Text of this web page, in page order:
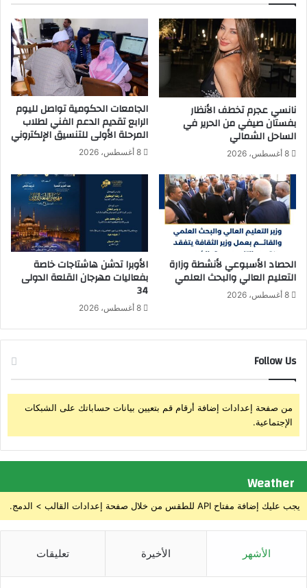
ي
ل
ل
ت
و
ظ
ي
ف
ل
ع
و
ن
ل
ل
ك
ش
ف
ا
م
ب
ل
أ
ض
ل
ل
د
ي
ث
ي
و
نانسي عجرم تخطف الأنظار
بفستان صيفي من الحرير في
الساحل الشمالي
8 أغسطس، 2026
الجامعات الحكومية تواصل لليوم
الرابع تقديم الدعم الفني لطلاب
المرحلة الأولى للتنسيق الإلكتروني
8 أغسطس، 2026
الحصاد الأسبوعي لأنشطة وزارة
التعليم العالي والبحث العلمي
8 أغسطس، 2026
الأوبرا تدشن هاشتاجات خاصة
بفعاليات مهرجان القلعة الدولى
34
8 أغسطس، 2026
Follow Us
من صفحة إعدادات إضافة أرقام قم بتعيين بيانات حساباتك على الشبكات
الإجتماعية.
Weather
يجب عليك إضافة مفتاح API للطقس من خلال صفحة إعدادات القالب > الدمج.
الأشهر الأخيرة تعليقات